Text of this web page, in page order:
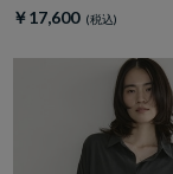
￥17,600